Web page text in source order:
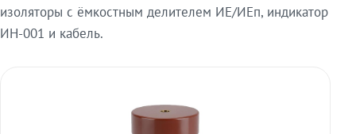
изоляторы с ёмкостным делителем ИЕ/ИЕп, индикатор
ИН-001 и кабель.